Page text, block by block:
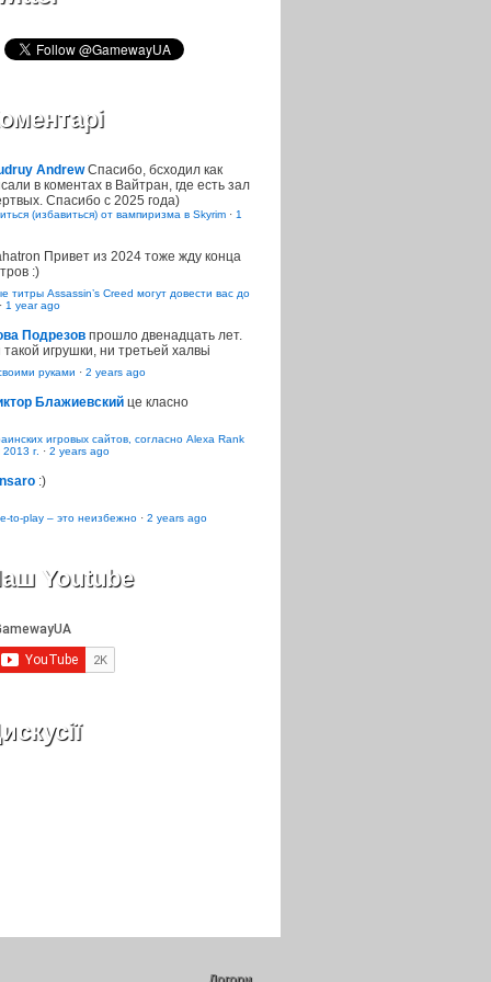
Andrew Спасибо, бсходил как
в коментах в Вайтран, где есть зал
Спасибо с 2025 года)
(избавиться) от вампиризма в Skyrim · 1
Привет из 2024 тоже жду конца
:)
титры Assassin’s Creed могут довести вас до
· 1 year ago
Подрезов прошло двенадцать лет.
такой игрушки, ни третьей халвьі
руками · 2 years ago
Блажиевский це класно
игровых сайтов, согласно Alexa Rank
г. · 2 years ago
:)
to-play – это неизбежно · 2 years ago
Youtube